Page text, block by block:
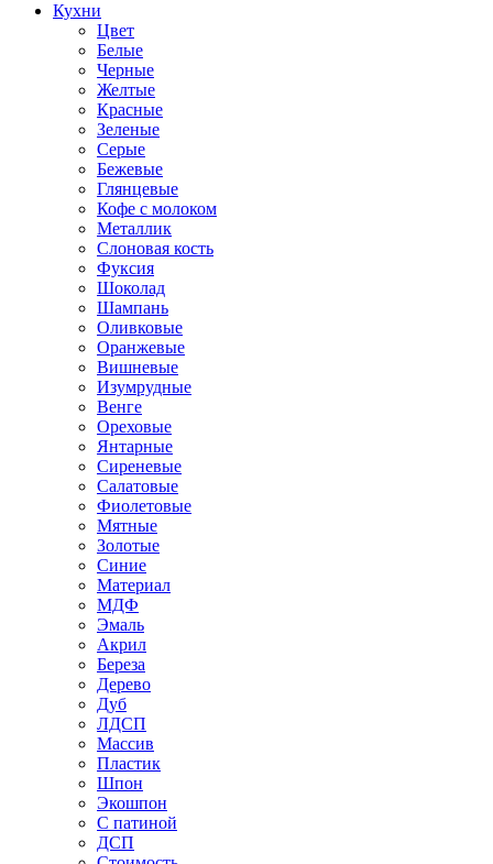
Кухни
Цвет
Белые
Черные
Желтые
Красные
Зеленые
Серые
Бежевые
Глянцевые
Кофе с молоком
Металлик
Слоновая кость
Фуксия
Шоколад
Шампань
Оливковые
Оранжевые
Вишневые
Изумрудные
Венге
Ореховые
Янтарные
Сиреневые
Салатовые
Фиолетовые
Мятные
Золотые
Синие
Материал
МДФ
Эмаль
Акрил
Береза
Дерево
Дуб
ЛДСП
Массив
Пластик
Шпон
Экошпон
С патиной
ДСП